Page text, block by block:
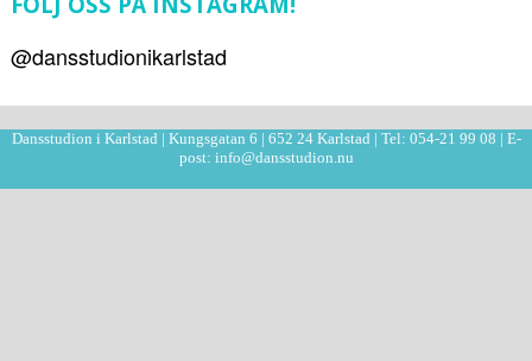
@dansstudionikarlstad
Dansstudion i Karlstad | Kungsgatan 6 | 652 24 Karlstad | Tel: 054-21 99 08 | E-
post: info@dansstudion.nu